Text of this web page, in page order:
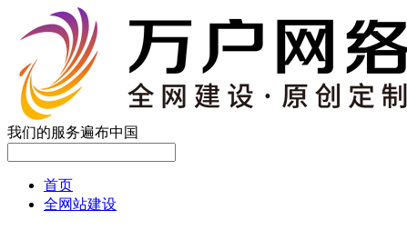
我们的服务遍布中国
首页
全网站建设